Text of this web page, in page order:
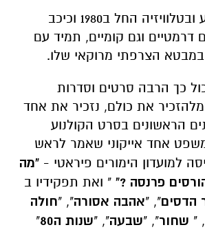
את דרכו בקולנוע ובטלוויזיה החל ב1980 וכיכב
דרמטיים וגם קומיים, תמיד עם
הצרפתי מרוקאי שלו.
כך הרבה סרטים וסדרות
את כולם, נזכיר את אחד
הראשונים בסרט הקולנוע
אחד אייקוני שאמר לראש
למועדון הימורים פיראטי - "מה
פרנסה ?" " ואת תפקידיו ב
הדסים", "אהבה אסורה", "חולה
, " שחור", "שבעה", "שנות ה80
"